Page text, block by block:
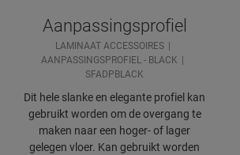
Aanpassingsprofiel
LAMINAAT ACCESSOIRES
AANPASSINGSPROFIEL - BLACK
SFADPBLACK
Dit hele slanke en elegante profiel kan
gebruikt worden om de overgang te
maken naar een hoger- of lager
gelegen vloer. Kan gebruikt worden